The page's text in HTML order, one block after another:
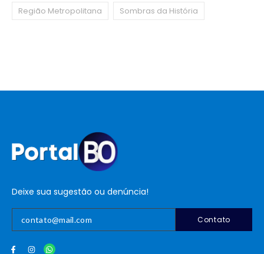
Região Metropolitana Sombras da História
Deixe sua sugestão ou denúncia!
Contato